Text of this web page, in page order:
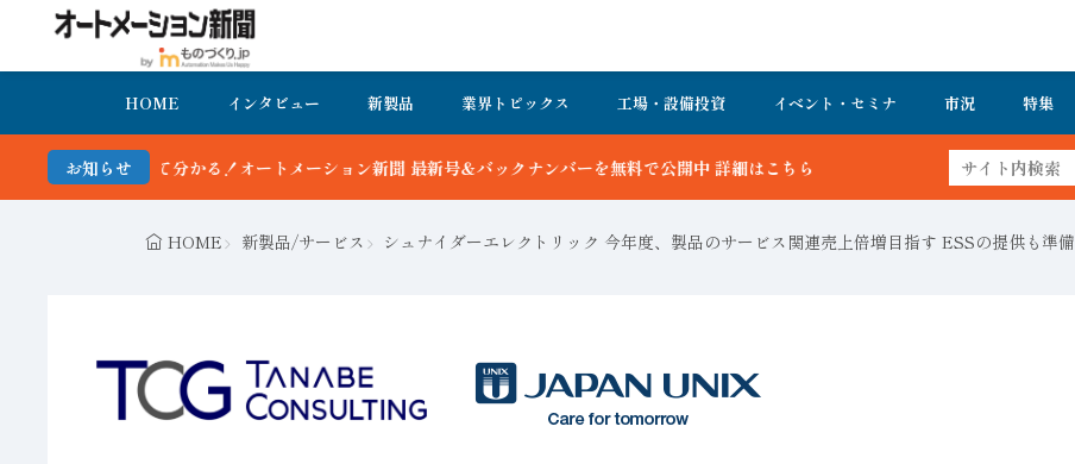
HOME インタビュー 新製品 業界トピックス 工場・設備投資 イベント・セミナ 市況 特集
お知らせ
かる！オートメーション新聞 最新号＆バックナンバーを無料で公開中 詳細はこちら
HOME 新製品/サービス シュナイダーエレクトリック 今年度、製品のサービス関連売上倍増目指す ESSの提供も準備